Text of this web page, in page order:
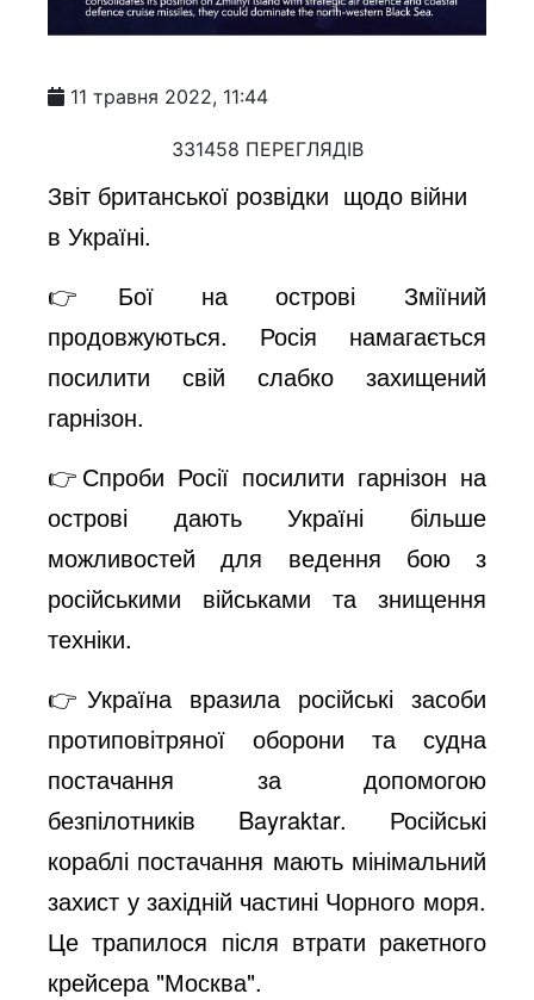
11 травня 2022, 11:44
331458 ПЕРЕГЛЯДІВ
Звіт британської розвідки щодо війни
в Україні.
👉Бої на острові Зміїний
продовжуються. Росія намагається
посилити свій слабко захищений
гарнізон.
👉Спроби Росії посилити гарнізон на
острові дають Україні більше
можливостей для ведення бою з
російськими військами та знищення
техніки.
👉Україна вразила російські засоби
протиповітряної оборони та судна
постачання за допомогою
безпілотників Bayraktar. Російські
кораблі постачання мають мінімальний
захист у західній частині Чорного моря.
Це трапилося після втрати ракетного
крейсера "Москва".